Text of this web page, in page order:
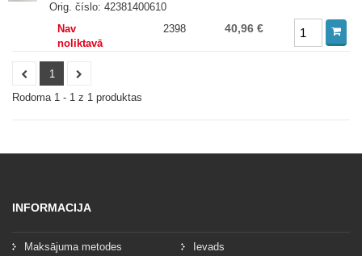
Orig. číslo: 42381400610
Nav
noliktavā
2398 40,96 €
1
Rodoma 1 - 1 z 1 produktas
INFORMACIJA
Maksājuma metodes Ievads